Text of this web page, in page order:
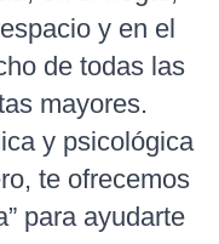
y en el
de todas las
mayores.
y psicológica
te ofrecemos
para ayudarte